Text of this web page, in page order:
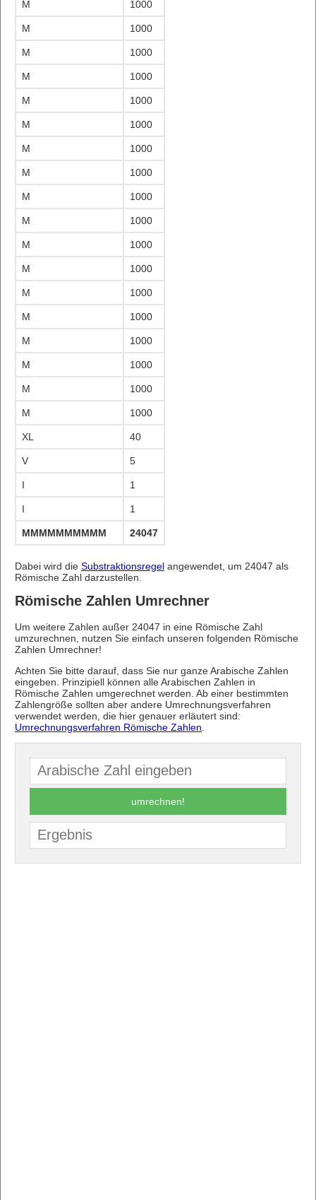
M 1000
M 1000
M 1000
M 1000
M 1000
M 1000
M 1000
M 1000
M 1000
M 1000
M 1000
M 1000
M 1000
M 1000
M 1000
M 1000
M 1000
M 1000
XL 40
V 5
I 1
I 1
MMMMMMMMMMMMMMMMMMMMMMMMXLVII
24047
Dabei wird die Substraktionsregel angewendet, um 24047 als
Römische Zahl darzustellen.
Römische Zahlen Umrechner
Um weitere Zahlen außer 24047 in eine Römische Zahl
umzurechnen, nutzen Sie einfach unseren folgenden Römische
Zahlen Umrechner!
Achten Sie bitte darauf, dass Sie nur ganze Arabische Zahlen
eingeben. Prinzipiell können alle Arabischen Zahlen in
Römische Zahlen umgerechnet werden. Ab einer bestimmten
Zahlengröße sollten aber andere Umrechnungsverfahren
verwendet werden, die hier genauer erläutert sind:
Umrechnungsverfahren Römische Zahlen
umrechnen!